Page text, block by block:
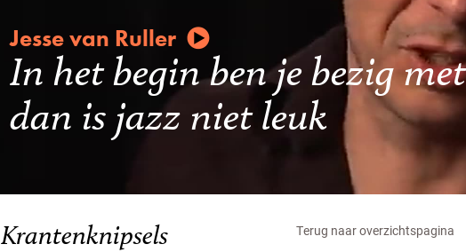
Jesse van Ruller
In het begin ben je bezig
dan is jazz niet leuk
Krantenknipsels Terug naar overzichtspagina